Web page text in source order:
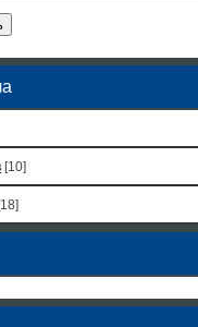
[10]